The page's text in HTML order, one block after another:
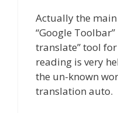
Actually the
“Google
translate” tool
reading is very
the un-known
translation auto.